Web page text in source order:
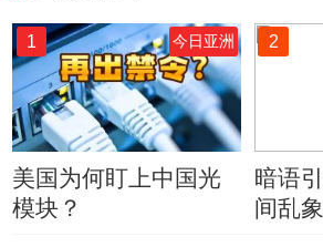
1 今日亚洲
美国为何盯上中国光
模块？
2
暗语
间乱象